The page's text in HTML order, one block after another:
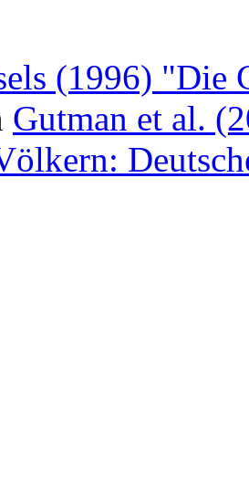
(1996) "Die
Gutman et al.